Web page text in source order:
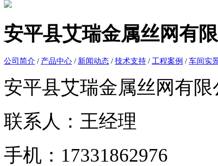
安平县艾瑞金属丝网有
公司简介 / 产品中心 / 新闻动态 /技术支持 / 工程案例 /车间实
安平县艾瑞金属丝网有限
联系人：王经理
手机：17331862976